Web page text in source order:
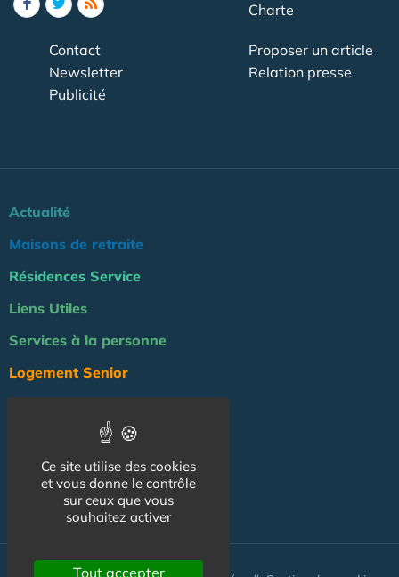
Charte
Contact
Newsletter
Publicité
Proposer un article
Relation presse
Actualité
Maisons de retraite
Résidences Service
Liens Utiles
Services à la personne
Logement Senior
Emploi & formation
Professionnels
NOS AUTRES SITES :
Ce site utilise des cookies
et vous donne le contrôle
sur ceux que vous
souhaitez activer
Tout accepter